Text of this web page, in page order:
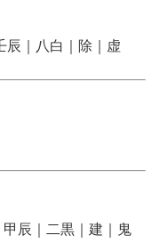
辰｜八白｜除｜虚
甲辰｜二黒｜建｜鬼